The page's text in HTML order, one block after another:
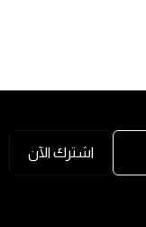
اشترك الآن